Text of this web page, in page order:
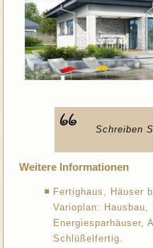
Schreiben
Weitere Informationen
Fertighaus, Häuser
Varioplan:
Energiesparhäuser,
Schlüßelfertig.